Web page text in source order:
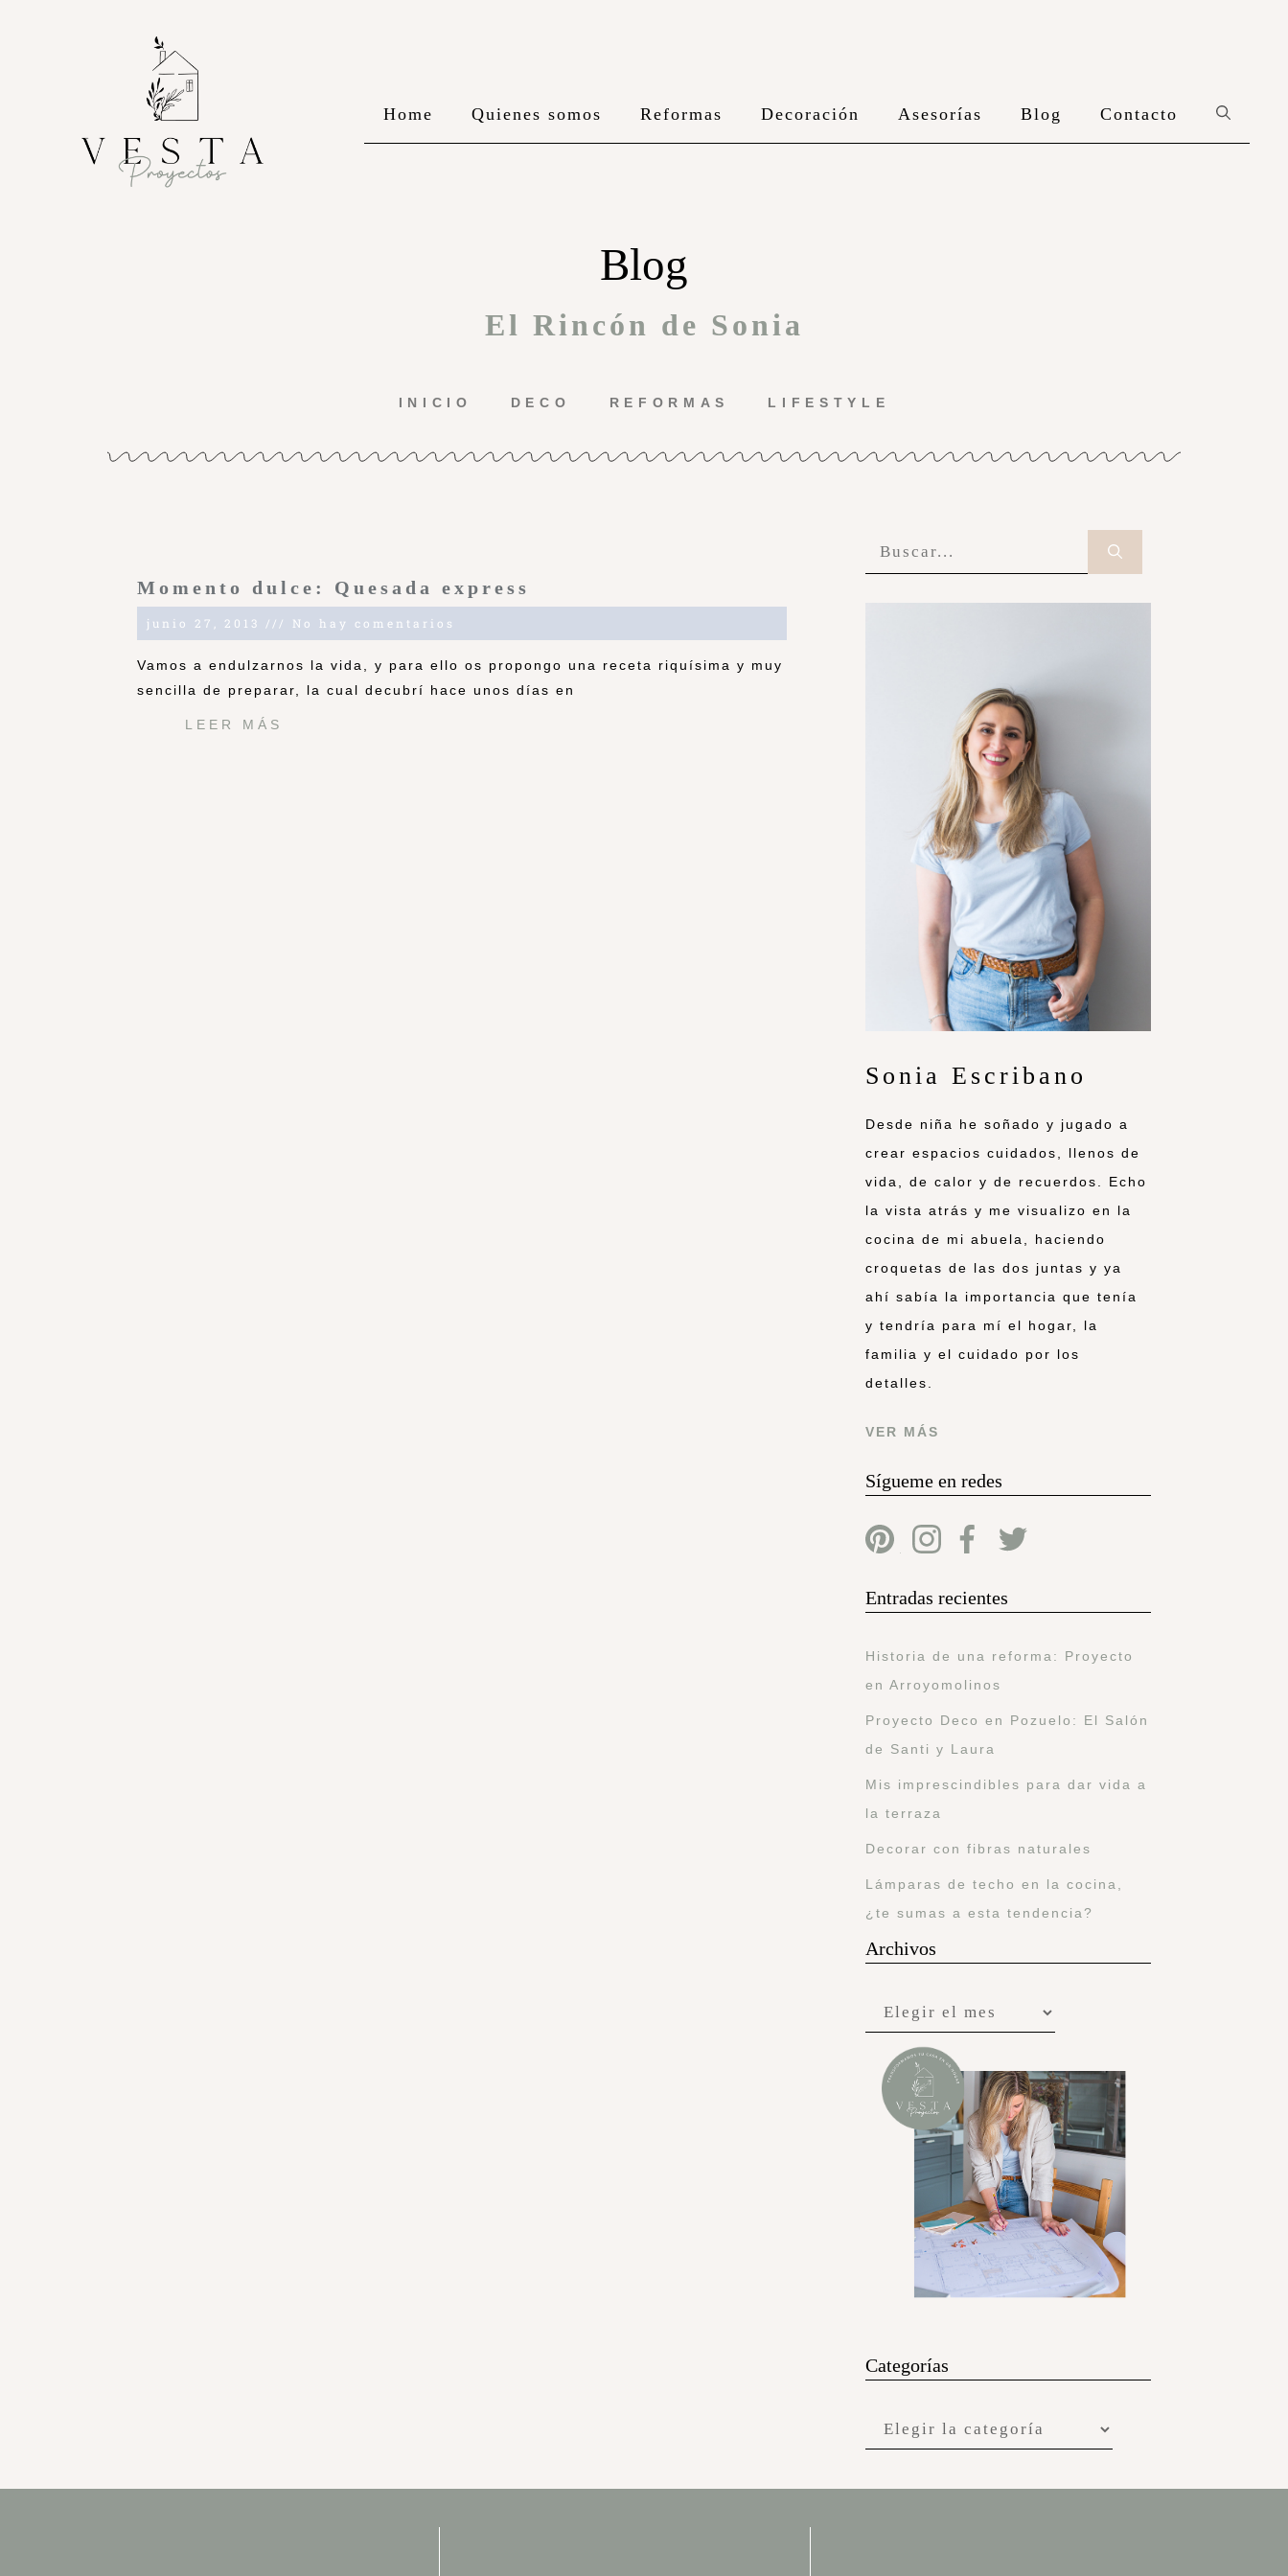
Home Quienes somos Reformas Decoración Asesorías Blog Contacto
Blog
El Rincón de Sonia
INICIO DECO REFORMAS LIFESTYLE
Momento dulce: Quesada express
junio 27, 2013 No hay comentarios
Vamos a endulzarnos la vida, y para ello os propongo una receta riquísima y muy
sencilla de preparar, la cual decubrí hace unos días en
LEER MÁS
Sonia Escribano
Desde niña he soñado y jugado a
crear espacios cuidados, llenos de
vida, de calor y de recuerdos. Echo
la vista atrás y me visualizo en la
cocina de mi abuela, haciendo
croquetas de las dos juntas y ya
ahí sabía la importancia que tenía
y tendría para mí el hogar, la
familia y el cuidado por los
detalles.
VER MÁS
Sígueme en redes
Entradas recientes
Historia de una reforma: Proyecto
en Arroyomolinos
Proyecto Deco en Pozuelo: El Salón
de Santi y Laura
Mis imprescindibles para dar vida a
la terraza
Decorar con fibras naturales
Lámparas de techo en la cocina,
¿te sumas a esta tendencia?
Archivos
Categorías